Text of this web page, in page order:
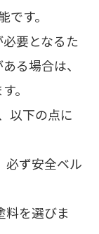
す。
要となるた
る場合は、
。
以下の点に
必ず安全ベル
料を選びま